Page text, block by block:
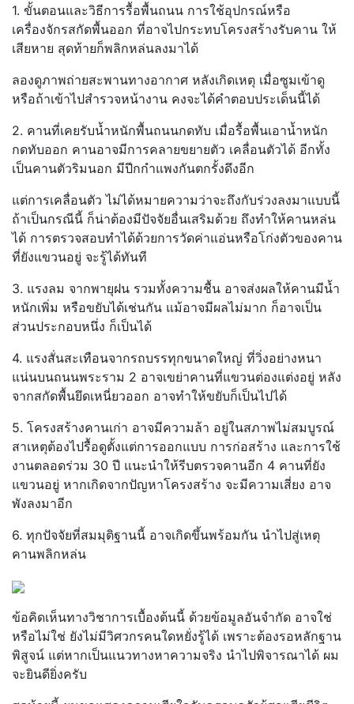
1. ขั้นตอนและวิธีการรื้อพื้นถนน การใช้อุปกรณ์หรือ
เครื่องจักรสกัดพื้นออก ที่อาจไปกระทบโครงสร้างรับคาน ให้
เสียหาย สุดท้ายก็พลิกหล่นลงมาได้
ลองดูภาพถ่ายสะพานทางอากาศ หลังเกิดเหตุ เมื่อซูมเข้าดู
หรือถ้าเข้าไปสำรวจหน้างาน คงจะได้คำตอบประเด็นนี้ได้
2. คานที่เคยรับน้ำหนักพื้นถนนกดทับ เมื่อรื้อพื้นเอาน้ำหนัก
กดทับออก คานอาจมีการคลายขยายตัว เคลื่อนตัวได้ อีกทั้ง
เป็นคานตัวริมนอก มีปีกกำแพงกันตกรั้งดึงอีก
แต่การเคลื่อนตัว ไม่ได้หมายความว่าจะถึงกับร่วงลงมาแบบนี้
ถ้าเป็นกรณีนี้ ก็น่าต้องมีปัจจัยอื่นเสริมด้วย ถึงทำให้คานหล่น
ได้ การตรวจสอบทำได้ด้วยการวัดค่าแอ่นหรือโก่งตัวของคาน
ที่ยังแขวนอยู่ จะรู้ได้ทันที
3. แรงลม จากพายุฝน รวมทั้งความชื้น อาจส่งผลให้คานมีน้ำ
หนักเพิ่ม หรือขยับได้เช่นกัน แม้อาจมีผลไม่มาก ก็อาจเป็น
ส่วนประกอบหนึ่ง ก็เป็นได้
4. แรงสั่นสะเทือนจากรถบรรทุกขนาดใหญ่ ที่วิ่งอย่างหนา
แน่นบนถนนพระราม 2 อาจเขย่าคานที่แขวนต่องแต่งอยู่ หลัง
จากสกัดพื้นยึดเหนี่ยวออก อาจทำให้ขยับก็เป็นไปได้
5. โครงสร้างคานเก่า อาจมีความล้า อยู่ในสภาพไม่สมบูรณ์
สาเหตุต้องไปรื้อดูตั้งแต่การออกแบบ การก่อสร้าง และการใช้
งานตลอดร่วม 30 ปี แนะนำให้รีบตรวจคานอีก 4 คานที่ยัง
แขวนอยู่ หากเกิดจากปัญหาโครงสร้าง จะมีความเสี่ยง อาจ
พังลงมาอีก
6. ทุกปัจจัยที่สมมุติฐานนี้ อาจเกิดขึ้นพร้อมกัน นำไปสู่เหตุ
คานพลิกหล่น
ข้อคิดเห็นทางวิชาการเบื้องต้นนี้ ด้วยข้อมูลอันจำกัด อาจใช่
หรือไม่ใช่ ยังไม่มีวิศวกรคนใดหยั่งรู้ได้ เพราะต้องรอหลักฐาน
พิสูจน์ แต่หากเป็นแนวทางหาความจริง นำไปพิจารณาได้ ผม
จะยินดียิ่งครับ